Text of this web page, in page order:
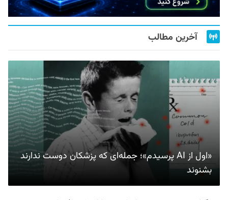
آخرین مطالب
«اول از AI پرسیدم»؛ جمله‌ای که پزشکان دوست ندارند
بشنوند